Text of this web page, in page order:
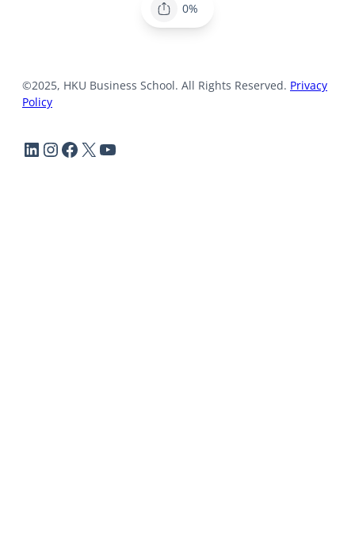
0%
©2025, HKU Business School. All Rights Reserved. Privacy
Policy
LinkedIn
Instagram
Facebook
X YouTube